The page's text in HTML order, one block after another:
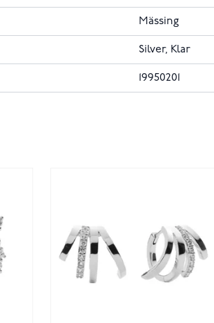
Mässing
Silver, Klar
19950201